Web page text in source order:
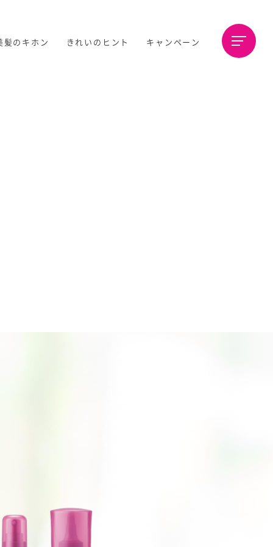
髪のキホン きれいのヒント キャンペーン